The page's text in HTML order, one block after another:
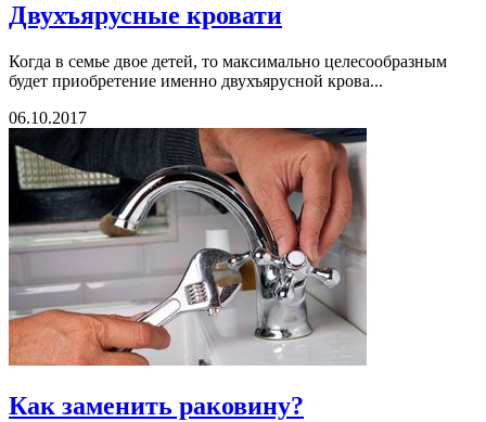
Двухъярусные кровати
Когда в семье двое детей, то максимально целесообразным
будет приобретение именно двухъярусной крова...
06.10.2017
Как заменить раковину?